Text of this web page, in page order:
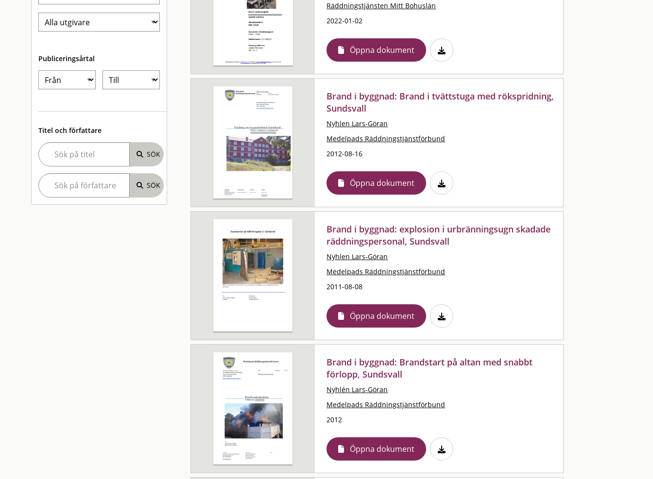
Publiceringsårtal
Titel och författare
Räddningstjänsten Mitt Bohuslän
2022-01-02
Öppna dokument
Brand i byggnad: Brand i tvättstuga med rökspridning,
Sundsvall
Nyhlen Lars-Göran
Medelpads Räddningstjänstförbund
2012-08-16
Öppna dokument
Brand i byggnad: explosion i urbränningsugn skadade
räddningspersonal, Sundsvall
Nyhlen Lars-Göran
Medelpads Räddningstjänstförbund
2011-08-08
Öppna dokument
Brand i byggnad: Brandstart på altan med snabbt
förlopp, Sundsvall
Nyhlén Lars-Göran
Medelpads Räddningstjänstförbund
2012
Öppna dokument